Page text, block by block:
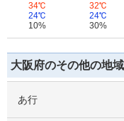
34℃
24℃
10%
32℃
24℃
30%
大阪府のその他の地域
あ行